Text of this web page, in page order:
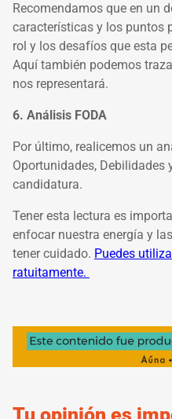
Recomendamos que en un
características y los puntos
rol y los desafíos que esta
Aquí también podemos
nos representará.
6. Análisis FODA
Por último, realicemos un
Oportunidades, Debilidades
candidatura.
Tener esta lectura es
enfocar nuestra energía y
tener cuidado. Puedes
ratuitamente.